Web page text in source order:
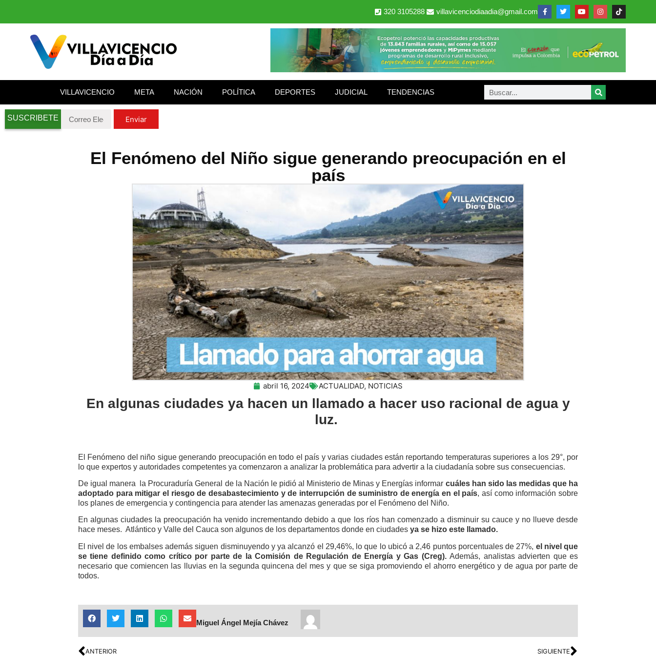
320 3105288 villavicenciodiaadia@gmail.com
VILLAVICENCIO META NACIÓN POLÍTICA DEPORTES JUDICIAL TENDENCIAS
SUSCRIBETE Enviar
El Fenómeno del Niño sigue generando preocupación en el
país
abril 16, 2024 ACTUALIDAD, NOTICIAS
En algunas ciudades ya hacen un llamado a hacer uso racional de agua y
luz.
El Fenómeno del niño sigue generando preocupación en todo el país y varias ciudades están reportando temperaturas superiores a los 29°, por
lo que expertos y autoridades competentes ya comenzaron a analizar la problemática para advertir a la ciudadanía sobre sus consecuencias.
De igual manera la Procuraduría General de la Nación le pidió al Ministerio de Minas y Energías informar cuáles han sido las medidas que ha
adoptado para mitigar el riesgo de desabastecimiento y de interrupción de suministro de energía en el país, así como información sobre
los planes de emergencia y contingencia para atender las amenazas generadas por el Fenómeno del Niño.
En algunas ciudades la preocupación ha venido incrementando debido a que los ríos han comenzado a disminuir su cauce y no llueve desde
hace meses. Atlántico y Valle del Cauca son algunos de los departamentos donde en ciudades ya se hizo este llamado.
El nivel de los embalses además siguen disminuyendo y ya alcanzó el 29,46%, lo que lo ubicó a 2,46 puntos porcentuales de 27%, el nivel que
se tiene definido como crítico por parte de la Comisión de Regulación de Energía y Gas (Creg).Además, analistas advierten que es
necesario que comiencen las lluvias en la segunda quincena del mes y que se siga promoviendo el ahorro energético y de agua por parte de
todos.
Miguel Ángel Mejía Chávez
ANTERIOR SIGUIENTE